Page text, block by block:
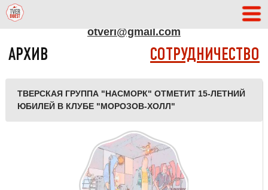
otveri@gmail.com
АРХИВ СОТРУДНИЧЕСТВО
ТВЕРСКАЯ ГРУППА "НАСМОРК" ОТМЕТИТ 15-ЛЕТНИЙ
ЮБИЛЕЙ В КЛУБЕ "МОРОЗОВ-ХОЛЛ"